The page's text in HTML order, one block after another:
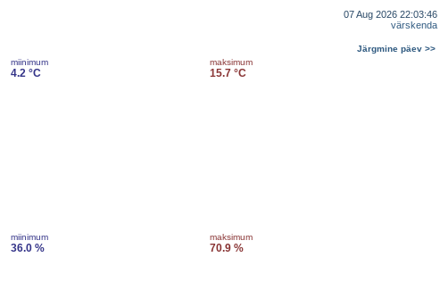
07 Aug 2026 22:03:46
värskenda
Järgmine päev >>
miinimum
4.2 °C
maksimum
15.7 °C
miinimum
36.0 %
maksimum
70.9 %